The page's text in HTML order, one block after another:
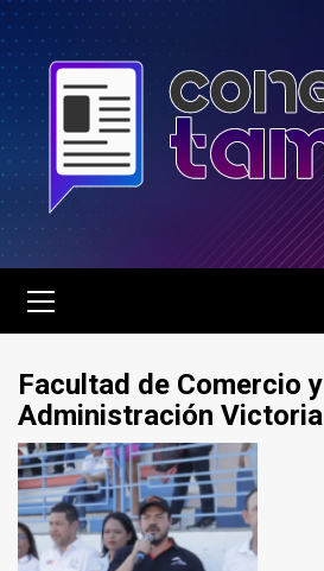
Saltar
al
contenido
principal
Facultad de Comercio y
Administración Victoria